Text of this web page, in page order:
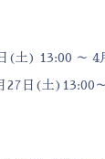
(土) 13:00 ～
27日(土)13:00